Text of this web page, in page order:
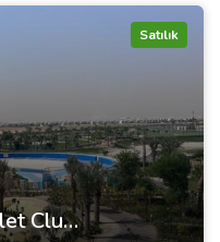
Satılık
Damac Hills 2'deki 'Violet Cluster' Sitesi'nde Dubai'de Satılık Evler